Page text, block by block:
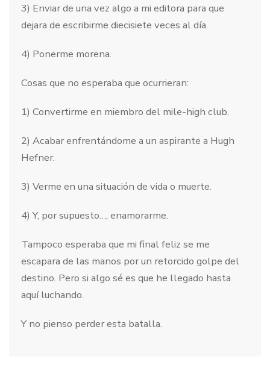
3) Enviar de una vez algo a mi editora para que
dejara de escribirme diecisiete veces al día.
4) Ponerme morena.
Cosas que no esperaba que ocurrieran:
1) Convertirme en miembro del mile-high club.
2) Acabar enfrentándome a un aspirante a Hugh
Hefner.
3) Verme en una situación de vida o muerte.
4) Y, por supuesto…, enamorarme.
Tampoco esperaba que mi final feliz se me
escapara de las manos por un retorcido golpe del
destino. Pero si algo sé es que he llegado hasta
aquí luchando.
Y no pienso perder esta batalla.